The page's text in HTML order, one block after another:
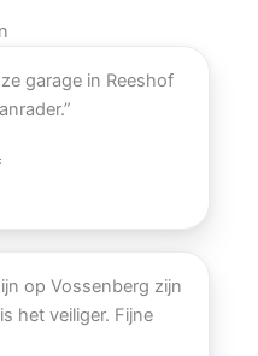
garage in Reeshof
op Vossenberg zijn
het veiliger. Fijne